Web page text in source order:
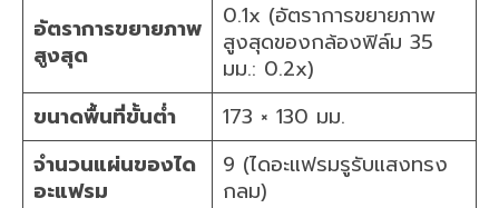
อัตราการขยายภาพ
สูงสุด
0.1x (อัตราการขยายภาพ
สูงสุดของกล้องฟิล์ม 35
มม.: 0.2x)
ขนาดพื้นที่ขั้นต่ำ
173 × 130 มม.
จำนวนแผ่นของได
อะแฟรม
9 (ไดอะแฟรมรูรับแสงทรง
กลม)